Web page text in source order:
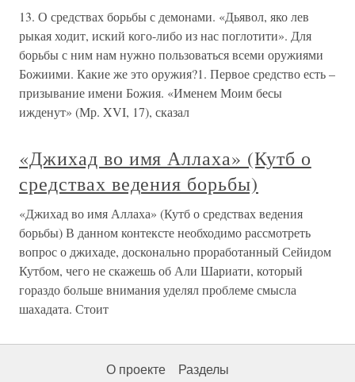
13. О средствах борьбы с демонами. «Дьявол, яко лев
рыкая ходит, иский кого-либо из нас поглотити». Для
борьбы с ним нам нужно пользоваться всеми оружиями
Божиими. Какие же это оружия?1. Первое средство есть –
призывание имени Божия. «Именем Моим бесы
ижденут» (Мр. XVI, 17), сказал
«Джихад во имя Аллаха» (Кутб о
средствах ведения борьбы)
«Джихад во имя Аллаха» (Кутб о средствах ведения
борьбы) В данном контексте необходимо рассмотреть
вопрос о джихаде, досконально проработанный Сейидом
Кутбом, чего не скажешь об Али Шариати, который
гораздо больше внимания уделял проблеме смысла
шахадата. Стоит
О проекте Разделы